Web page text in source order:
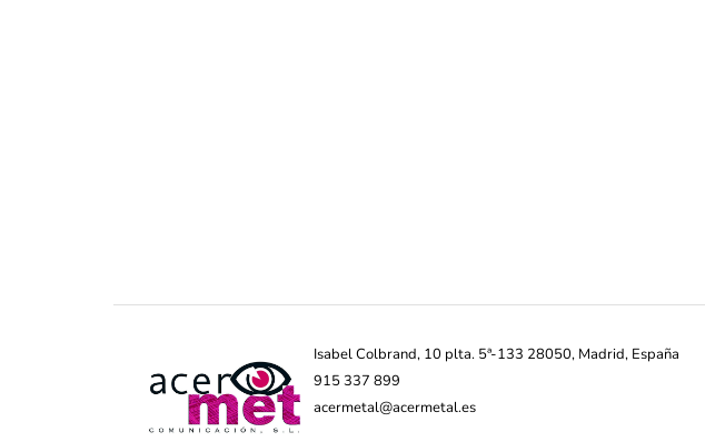
Isabel Colbrand, 10 plta. 5ª-133 28050, Madrid, España
915 337 899
acermetal@acermetal.es